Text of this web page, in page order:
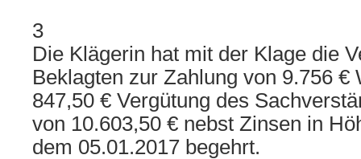
3
Die Klägerin hat mit der Klage die
Beklagten zur Zahlung von 9.756 €
847,50 € Vergütung des
von 10.603,50 € nebst Zinsen in
dem 05.01.2017 begehrt.